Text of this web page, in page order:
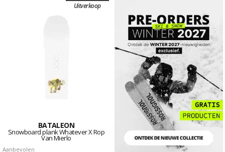
Uitverkoop
BATALEON
Snowboard plank Whatever X Rop
Van Mierlo
Aanbevolen